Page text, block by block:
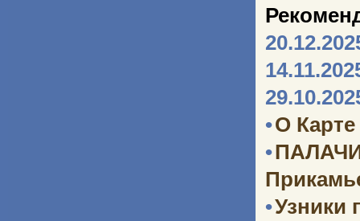
•О
•
•Узники